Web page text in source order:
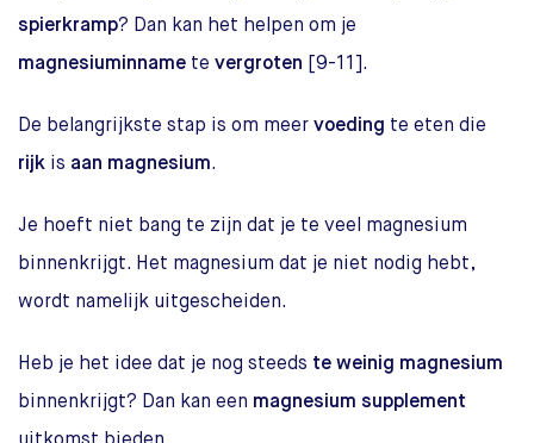
spierkramp? Dan kan het helpen om je
magnesiuminname te vergroten [9-11].
De belangrijkste stap is om meer voeding te eten die
rijk is aan magnesium.
Je hoeft niet bang te zijn dat je te veel magnesium
binnenkrijgt. Het magnesium dat je niet nodig hebt,
wordt namelijk uitgescheiden.
Heb je het idee dat je nog steeds te weinig magnesium
binnenkrijgt? Dan kan een magnesium supplement